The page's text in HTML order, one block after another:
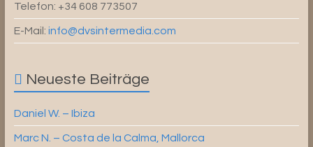
Telefon: +34 608 773507
E-Mail: info@dvsintermedia.com
Neueste Beiträge
Daniel W. – Ibiza
Marc N. – Costa de la Calma, Mallorca